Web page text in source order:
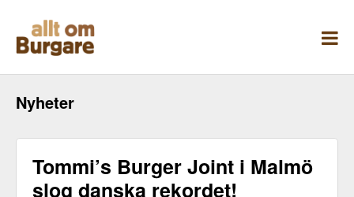
innehåll
Nyheter
Tommi’s Burger Joint i Malmö
slog danska rekordet!